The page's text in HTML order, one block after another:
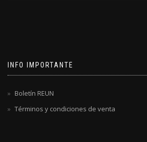
INFO IMPORTANTE
Boletín REUN
Términos y condiciones de venta